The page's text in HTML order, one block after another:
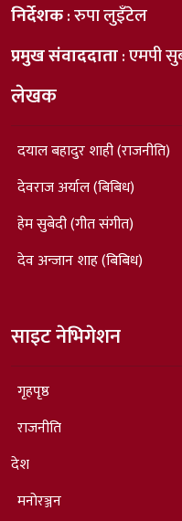
निर्देशक: रुपा लुइँटेल
प्रमुख संवाददाता: एमपी
लेखक
दयाल बहादुर शाही (राजनीति)
देवराज अर्याल (बिबिध)
हेम सुबेदी (गीत संगीत)
देव अन्जान शाह (बिबिध)
साइट नेभिगेशन
गृहपृष्ठ
राजनीति
देश
मनोरञ्जन